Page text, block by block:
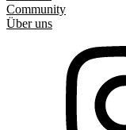
Community
Über uns